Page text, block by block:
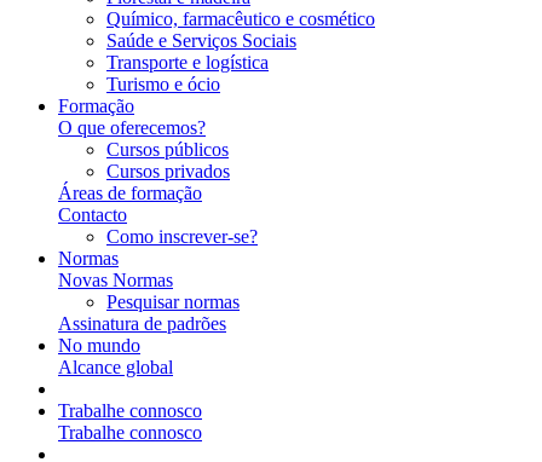
Químico, farmacêutico e cosmético
Saúde e Serviços Sociais
Transporte e logística
Turismo e ócio
Formação
O que oferecemos?
Cursos públicos
Cursos privados
Áreas de formação
Contacto
Como inscrever-se?
Normas
Novas Normas
Pesquisar normas
Assinatura de padrões
No mundo
Alcance global
Trabalhe connosco
Trabalhe connosco